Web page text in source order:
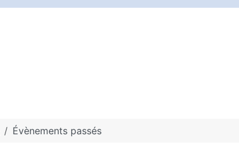
Évènements passés